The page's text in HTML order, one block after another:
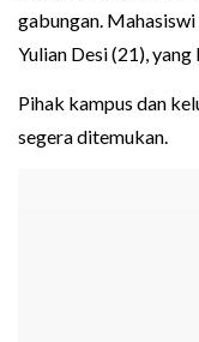
gabungan.
Yulian Desi (21),
Pihak kampus dan
segera ditemukan.